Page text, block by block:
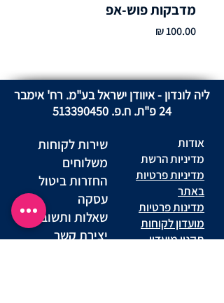
מדבקות פוש-אפ
ליה לונדון - איוודן ישראל בע"מ. רח' אימבר
24 פ"ת. ח.פ.
513390450
שירות לקוחות
משלוחים
החזרות ביטול
עסקה
שאלות ותשובות
יצירת קשר
אודות
מדיניות הרשת
מדיניות פרטיות
באתר
מדינות פרטיות
מועדון לקוחות
תקנון מועדון